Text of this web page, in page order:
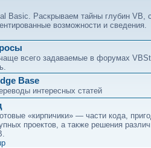
Basic. Раскрываем тайны глубин VB,
возможности и сведения.
всего задаваемые в форумах
Base
интересных статей
«кирпичики» — части кода,
проектов, а также решения